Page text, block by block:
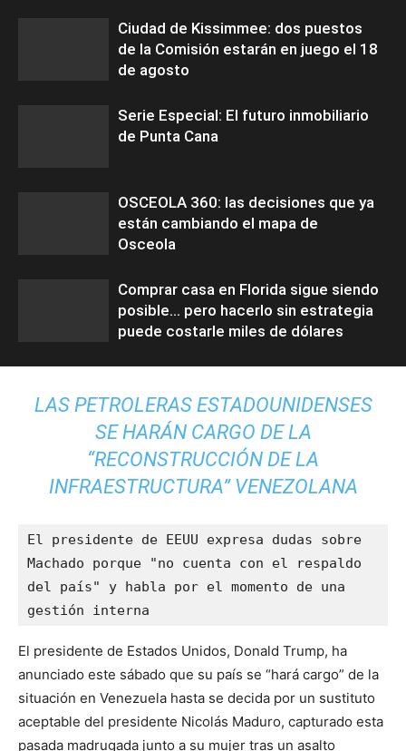
Ciudad de Kissimmee: dos puestos
de la Comisión estarán en juego el 18
de agosto
Serie Especial: El futuro inmobiliario
de Punta Cana
OSCEOLA 360: las decisiones que ya
están cambiando el mapa de
Osceola
Comprar casa en Florida sigue siendo
posible… pero hacerlo sin estrategia
puede costarle miles de dólares
LAS PETROLERAS ESTADOUNIDENSES
SE HARÁN CARGO DE LA
“RECONSTRUCCIÓN DE LA
INFRAESTRUCTURA” VENEZOLANA
El presidente de EEUU expresa dudas sobre
Machado porque "no cuenta con el respaldo
del país" y habla por el momento de una
gestión interna
El presidente de Estados Unidos, Donald Trump, ha
anunciado este sábado que su país se “hará cargo” de la
situación en Venezuela hasta se decida por un sustituto
aceptable del presidente Nicolás Maduro, capturado esta
pasada madrugada junto a su mujer tras un asalto